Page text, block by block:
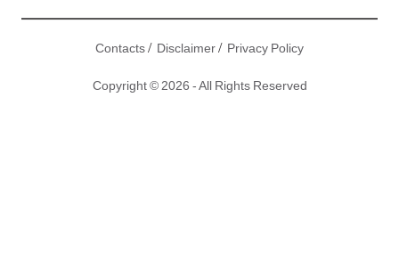
Contacts/ Disclaimer/ Privacy Policy
Copyright © 2026 - All Rights Reserved